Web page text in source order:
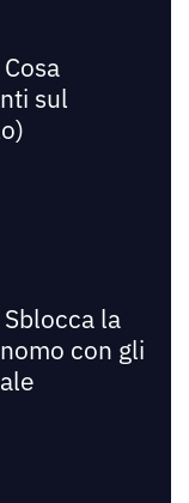
sul
la
con gli